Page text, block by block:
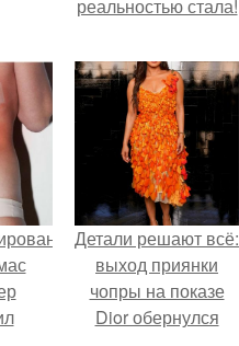
реальностью стала!
Детали решают всё:
выход приянки
чопры на показе
Dior обернулся